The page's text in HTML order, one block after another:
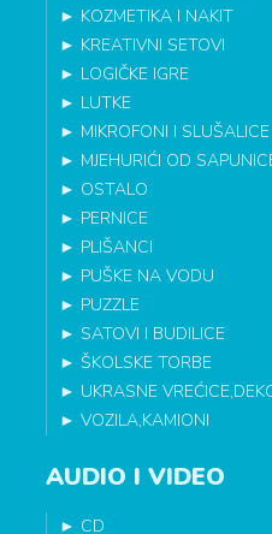
► KOZMETIKA I NAKIT
► KREATIVNI SETOVI
► LOGIČKE IGRE
► LUTKE
► MIKROFONI I SLUŠALICE
► MJEHURIĆI OD
► OSTALO
► PERNICE
► PLIŠANCI
► PUŠKE NA VODU
► PUZZLE
►SATOVI I BUDILICE
►ŠKOLSKE TORBE
► UKRASNE
►VOZILA,KAMIONI
AUDIO I VIDEO
► CD